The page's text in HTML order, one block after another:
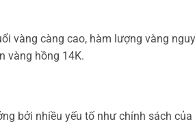
vàng càng cao, hàm lượng vàng
vàng hồng 14K.
bởi nhiều yếu tố như chính sách của